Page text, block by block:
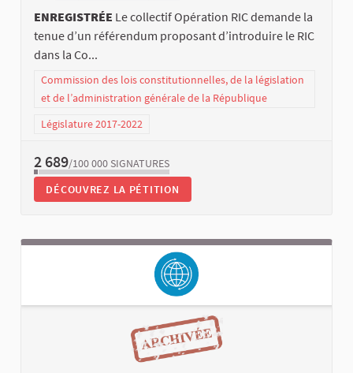
ENREGISTRÉE Le collectif Opération RIC demande la
tenue d’un référendum proposant d’introduire le RIC
dans la Co...
Commission des lois constitutionnelles, de la législation
et de l’administration générale de la République
Législature 2017-2022
2 689/100 000 SIGNATURES
DÉCOUVREZ LA PÉTITION